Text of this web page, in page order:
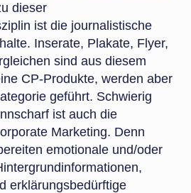
dieser
ist die journalistische
Inserate, Plakate, Flyer,
sind aus diesem
CP-Produkte, werden aber
geführt. Schwierig
ist auch die
Marketing. Denn
emotionale und/oder
erklärungsbedürftige